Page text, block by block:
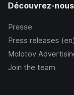
Découvrez-nous
Presse
Press releases (en)
Molotov
Join the team